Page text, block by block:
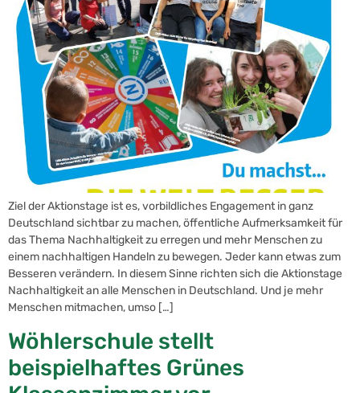
Ziel der Aktionstage ist es, vorbildliches Engagement in ganz
Deutschland sichtbar zu machen, öffentliche Aufmerksamkeit für
das Thema Nachhaltigkeit zu erregen und mehr Menschen zu
einem nachhaltigen Handeln zu bewegen. Jeder kann etwas zum
Besseren verändern. In diesem Sinne richten sich die Aktionstage
Nachhaltigkeit an alle Menschen in Deutschland. Und je mehr
Menschen mitmachen, umso […]
Wöhlerschule stellt
beispielhaftes Grünes